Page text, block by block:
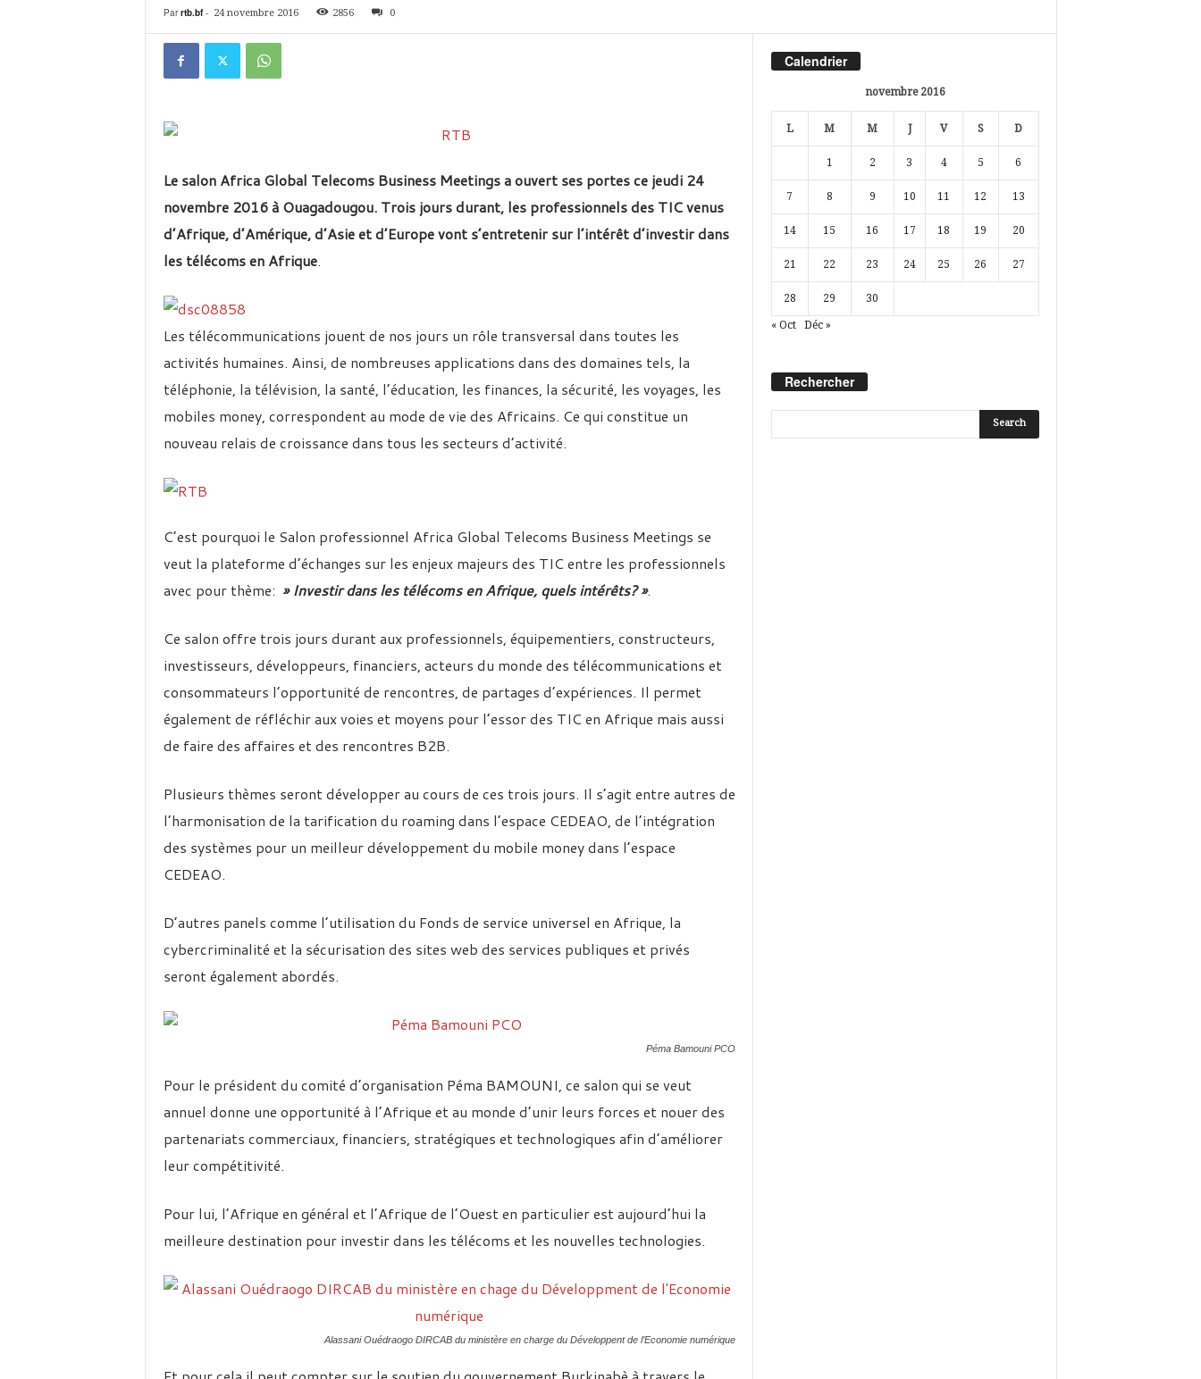
i
Par rtb.bf- 24 novembre 2016 2856 0
Le salon Africa Global Telecoms Business Meetings a ouvert ses portes ce jeudi 24
novembre 2016 à Ouagadougou. Trois jours durant, les professionnels des TIC venus
d’Afrique, d’Amérique, d’Asie et d’Europe vont s’entretenir sur l’intérêt d’investir dans
les télécoms en Afrique.
Les télécommunications jouent de nos jours un rôle transversal dans toutes les
activités humaines. Ainsi, de nombreuses applications dans des domaines tels, la
téléphonie, la télévision, la santé, l’éducation, les finances, la sécurité, les voyages, les
mobiles money, correspondent au mode de vie des Africains. Ce qui constitue un
nouveau relais de croissance dans tous les secteurs d’activité.
C’est pourquoi le Salon professionnel Africa Global Telecoms Business Meetings se
veut la plateforme d’échanges sur les enjeux majeurs des TIC entre les professionnels
avec pour thème: » Investir dans les télécoms en Afrique, quels intérêts? ».
Ce salon offre trois jours durant aux professionnels, équipementiers, constructeurs,
investisseurs, développeurs, financiers, acteurs du monde des télécommunications et
consommateurs l’opportunité de rencontres, de partages d’expériences. Il permet
également de réfléchir aux voies et moyens pour l’essor des TIC en Afrique mais aussi
de faire des affaires et des rencontres B2B.
Plusieurs thèmes seront développer au cours de ces trois jours. Il s’agit entre autres de
l’harmonisation de la tarification du roaming dans l’espace CEDEAO, de l’intégration
des systèmes pour un meilleur développement du mobile money dans l’espace
CEDEAO.
D’autres panels comme l’utilisation du Fonds de service universel en Afrique, la
cybercriminalité et la sécurisation des sites web des services publiques et privés
seront également abordés.
Péma Bamouni PCO
Pour le président du comité d’organisation Péma BAMOUNI, ce salon qui se veut
annuel donne une opportunité à l’Afrique et au monde d’unir leurs forces et nouer des
partenariats commerciaux, financiers, stratégiques et technologiques afin d’améliorer
leur compétitivité.
Pour lui, l’Afrique en général et l’Afrique de l’Ouest en particulier est aujourd’hui la
meilleure destination pour investir dans les télécoms et les nouvelles technologies.
Alassani Ouédraogo DIRCAB du ministère en charge du Développent de l’Economie numérique
Calendrier
novembre 2016
L M M J V S D
1 2 3 4 5 6
7 8 9 10 11 12 13
14 15 16 17 18 19 20
21 22 23 24 25 26 27
28 29 30
« Oct Déc »
Rechercher